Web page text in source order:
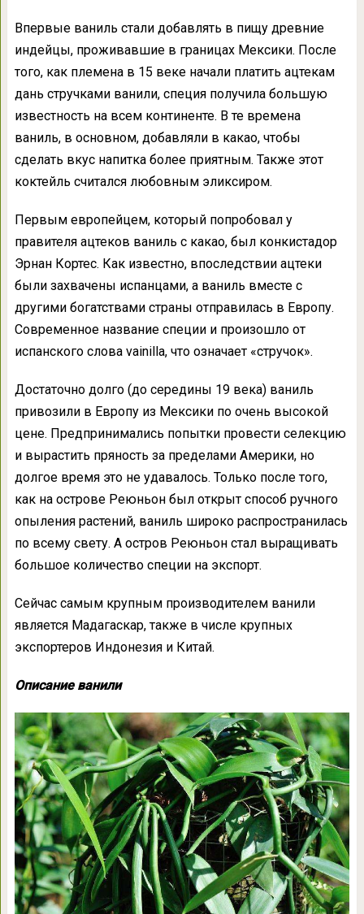
Впервые ваниль стали добавлять в пищу древние
индейцы, проживавшие в границах Мексики. После
того, как племена в 15 веке начали платить ацтекам
дань стручками ванили, специя получила большую
известность на всем континенте. В те времена
ваниль, в основном, добавляли в какао, чтобы
сделать вкус напитка более приятным. Также этот
коктейль считался любовным эликсиром.
Первым европейцем, который попробовал у
правителя ацтеков ваниль с какао, был конкистадор
Эрнан Кортес. Как известно, впоследствии ацтеки
были захвачены испанцами, а ваниль вместе с
другими богатствами страны отправилась в Европу.
Современное название специи и произошло от
испанского слова vainilla, что означает «стручок».
Достаточно долго (до середины 19 века) ваниль
привозили в Европу из Мексики по очень высокой
цене. Предпринимались попытки провести селекцию
и вырастить пряность за пределами Америки, но
долгое время это не удавалось. Только после того,
как на острове Реюньон был открыт способ ручного
опыления растений, ваниль широко распространилась
по всему свету. А остров Реюньон стал выращивать
большое количество специи на экспорт.
Сейчас самым крупным производителем ванили
является Мадагаскар, также в числе крупных
экспортеров Индонезия и Китай.
Описание ванили